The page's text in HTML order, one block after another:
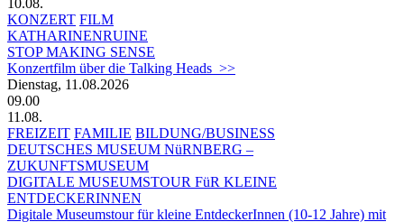
KONZERT FILM
KATHARINENRUINE
STOP MAKING SENSE
Konzertfilm über die Talking Heads >>
Dienstag, 11.08.2026
09.00
11.08.
FREIZEIT FAMILIE BILDUNG/BUSINESS
DEUTSCHES MUSEUM NüRNBERG –
ZUKUNFTSMUSEUM
DIGITALE MUSEUMSTOUR FüR KLEINE
ENTDECKERINNEN
Digitale Museumstour für kleine EntdeckerInnen (10-12 Jahre) mit